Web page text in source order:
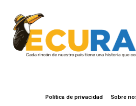
Política de privacidad Sobre